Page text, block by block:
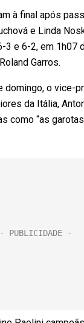
à final após
e Linda
3 e 6-2, em 1h07
Garros.
domingo, o vice-
da Itália,
como “as